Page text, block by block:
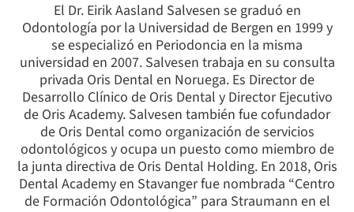
El Dr. Eirik Aasland Salvesen se graduó en
Odontología por la Universidad de Bergen en 1999 y
se especializó en Periodoncia en la misma
universidad en 2007. Salvesen trabaja en su consulta
privada Oris Dental en Noruega. Es Director de
Desarrollo Clínico de Oris Dental y Director Ejecutivo
de Oris Academy. Salvesen también fue cofundador
de Oris Dental como organización de servicios
odontológicos y ocupa un puesto como miembro de
la junta directiva de Oris Dental Holding. En 2018, Oris
Dental Academy en Stavanger fue nombrada “Centro
de Formación Odontológica” para Straumann en el